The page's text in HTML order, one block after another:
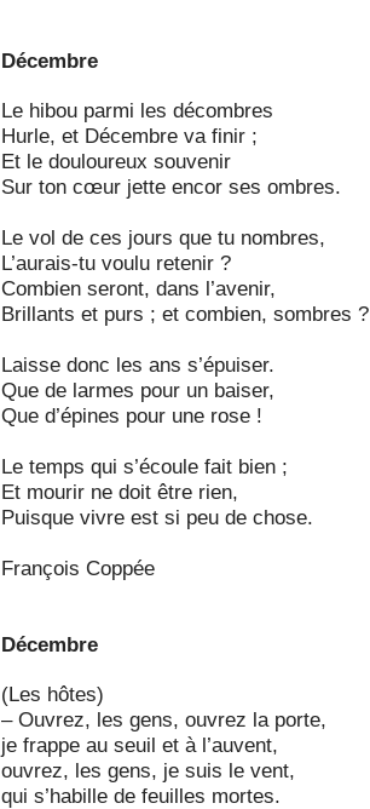
Décembre
Le hibou parmi les décombres
Hurle, et Décembre va finir ;
Et le douloureux souvenir
Sur ton cœur jette encor ses ombres.
Le vol de ces jours que tu nombres,
L’aurais-tu voulu retenir ?
Combien seront, dans l’avenir,
Brillants et purs ; et combien, sombres ?
Laisse donc les ans s’épuiser.
Que de larmes pour un baiser,
Que d’épines pour une rose !
Le temps qui s’écoule fait bien ;
Et mourir ne doit être rien,
Puisque vivre est si peu de chose.
François Coppée
Décembre
(Les hôtes)
– Ouvrez, les gens, ouvrez la porte,
je frappe au seuil et à l’auvent,
ouvrez, les gens, je suis le vent,
qui s’habille de feuilles mortes.